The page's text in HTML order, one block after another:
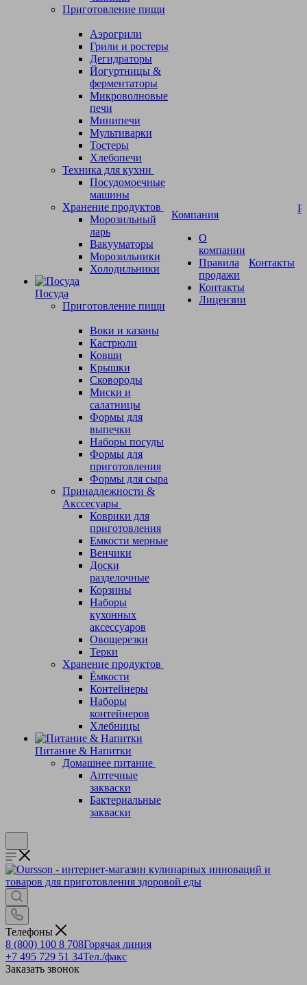
Приготовление пищи
Аэрогрили
Грили и ростеры
Дегидраторы
Йогуртницы &
ферментаторы
Микроволновые
печи
Минипечи
Мультиварки
Тостеры
Хлебопечи
Техника для кухни
Посудомоечные
машины
Хранение продуктов
Морозильный
ларь
Вакууматоры
Морозильники
Холодильники
Посуда
Приготовление пищи
Воки и казаны
Кастрюли
Ковши
Крышки
Сковороды
Миски и
салатницы
Формы для
выпечки
Наборы посуды
Формы для
приготовления
Формы для сыра
Принадлежности &
Акссесуары
Коврики для
приготовления
Емкости мерные
Венчики
Доски
разделочные
Корзины
Наборы
кухонных
аксессуаров
Овощерезки
Терки
Хранение продуктов
Ёмкости
Контейнеры
Наборы
контейнеров
Хлебницы
Питание & Напитки
Домашнее питание
Аптечные
закваски
Бактериальные
закваски
Компания
О
компании
Правила
продажи
Контакты
Лицензии
Контакты
Телефоны
8 (800) 100 8 708Горячая линия
+7 495 729 51 34Тел./факс
Заказать звонок